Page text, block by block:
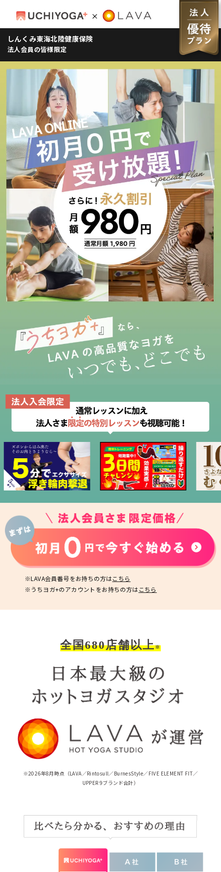
しんくみ東海北陸健康保険
法人会員の皆様限定
※LAVA会員番号をお持ちの方はこちら
※うちヨガ+のアカウントをお持ちの方はこちら
全国680店舗以上※
※2026年8月時点（LAVA／Rintosull／BurnesStyle／FIVE ELEMENT FIT／
UPPER 9ブランド合計）